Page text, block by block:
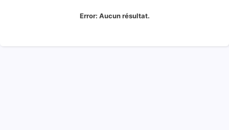
Error: Aucun résultat.